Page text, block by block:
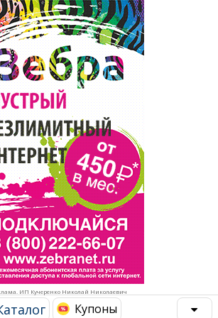
ИП Кучеренко Николай Николаевич
Купоны
бары
Торговля
Бизнес и финансы
Юристы, Экспертиза, Страхование
Ремонт
Социальные организации
Это интересно
Администрация